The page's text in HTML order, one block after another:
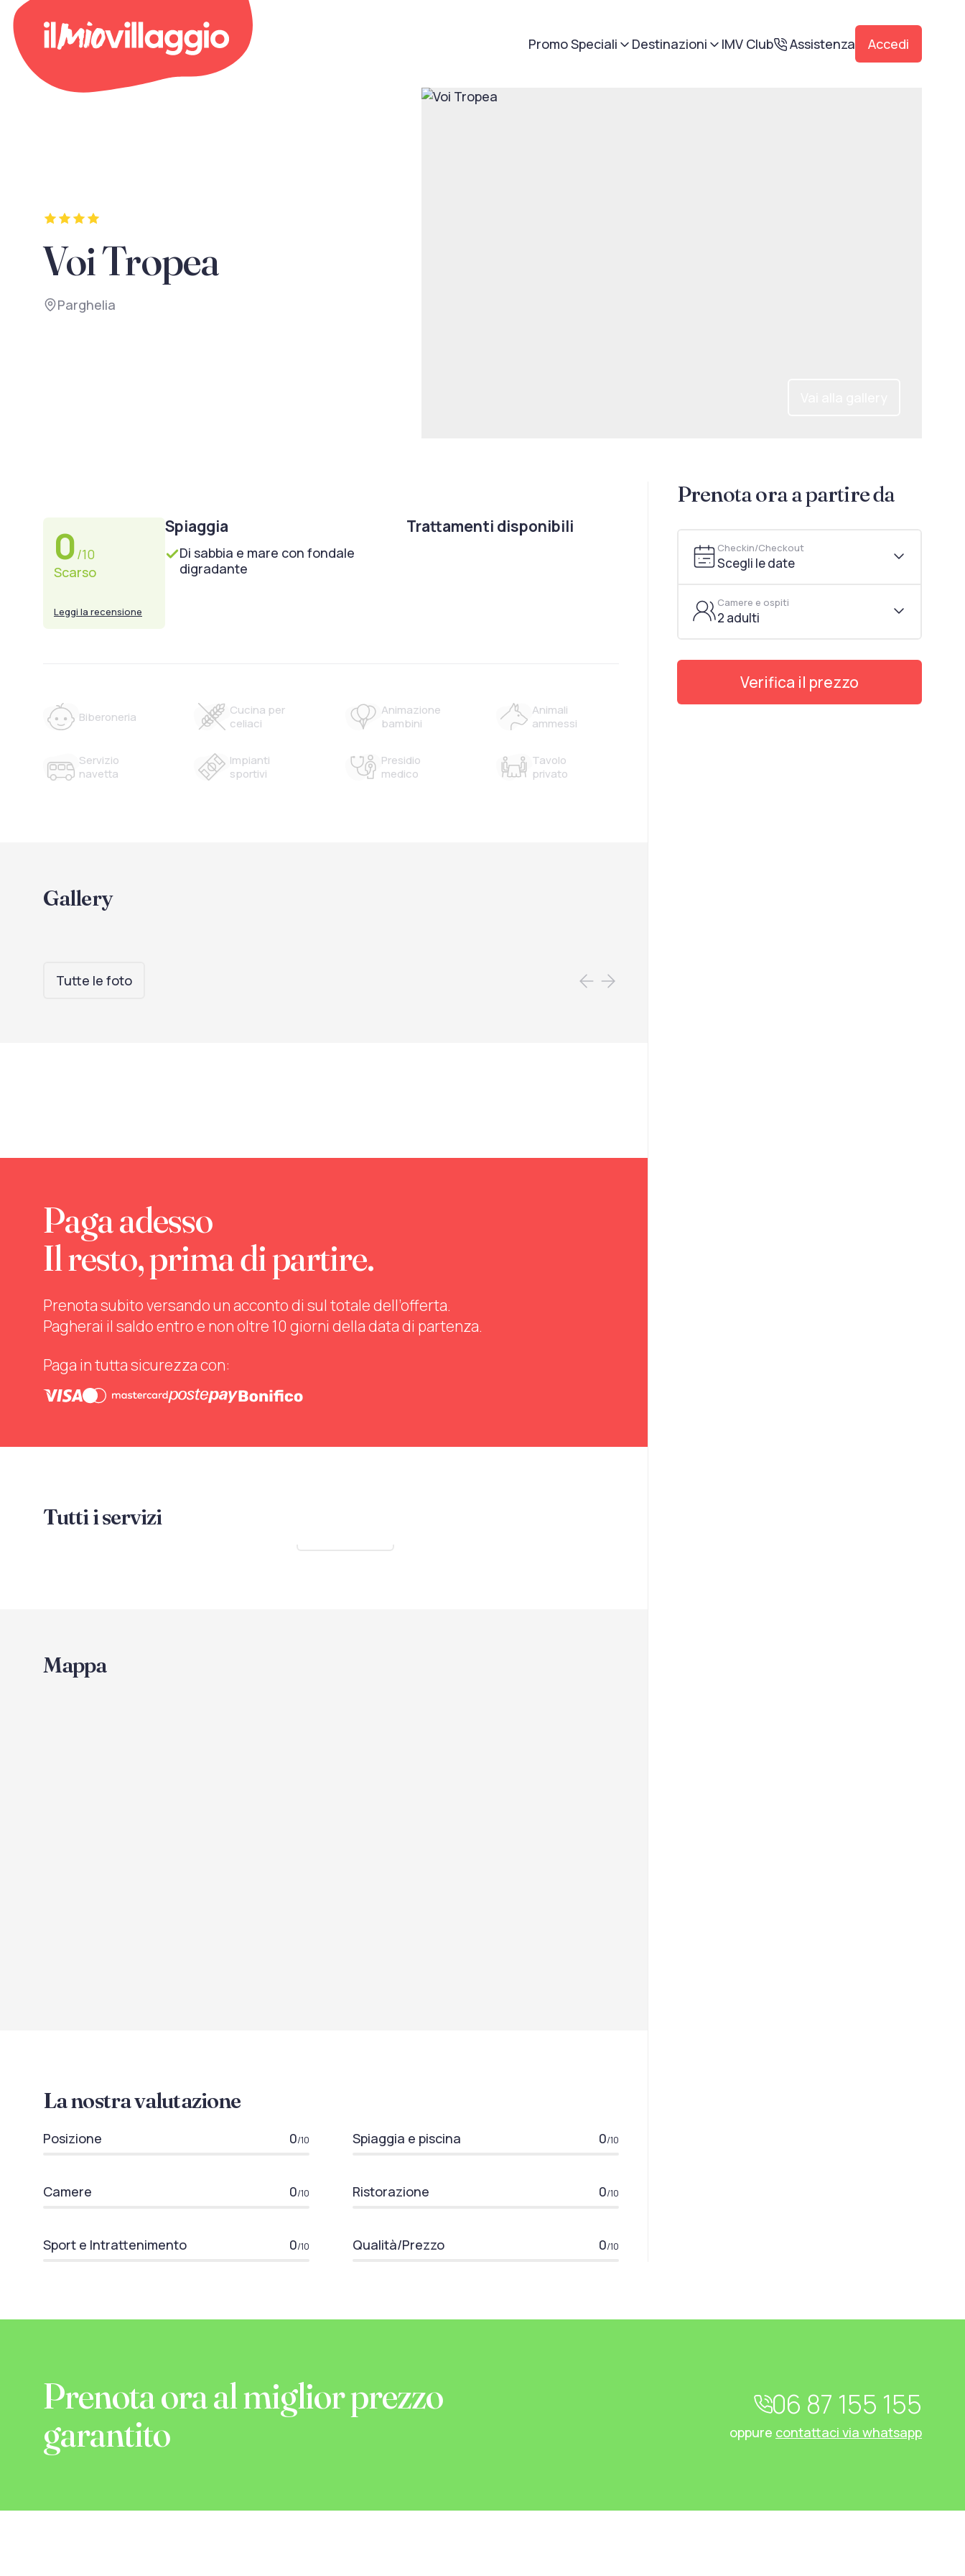
Promo Speciali Destinazioni IMV Club Assistenza Accedi
Voi Tropea
Parghelia
Prenota ora a partire da
Checkin/Checkout
Scegli le date
Camere e ospiti
2 adulti
Verifica il prezzo
0/10
Scarso
Leggi la recensione
Spiaggia
Di sabbia e mare con fondale
digradante
Trattamenti disponibili
Biberoneria
Cucina per
celiaci
Animazione
bambini
Animali
ammessi
Servizio
navetta
Impianti
sportivi
Presidio
medico
Tavolo
privato
Gallery
Tutte le foto
Paga adesso
Il resto, prima di partire.
Prenota subito versando un acconto di sul totale dell’offerta.
Pagherai il saldo entro e non oltre 10 giorni della data di partenza.
Paga in tutta sicurezza con:
Tutti i servizi
Mappa
La nostra valutazione
Posizione 0/10 Spiaggia e piscina 0/10
Camere 0/10 Ristorazione 0/10
Sport e Intrattenimento 0/10 Qualità/Prezzo 0/10
Prenota ora al miglior prezzo
garantito
06 87 155 155
oppure contattaci via whatsapp